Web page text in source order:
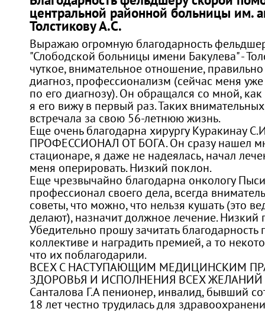
центральной районной больницы им.
Толстикову А.С.
Выражаю огромную благодарность
"Слободской больницы имени Бакулева" -
чуткое, внимательное отношение,
диагноз, профессионализм (сейчас меня
по его диагнозу). Он обращался со мной,
я его вижу в первый раз. Таких
встречала за свою 56-летнюю жизнь.
Еще очень благодарна хирургу Куракинау
ПРОФЕССИОНАЛ ОТ БОГА. Он сразу нашел
стационаре, я даже не надеялась, начал
меня оперировать. Низкий поклон.
Еще чрезвычайно благодарна онкологу
профессионал своего дела, всегда
советы, что можно, что нельзя кушать (это
делают), назначит должное лечение. Низкий
Убедительно прошу зачитать благодарность
коллективе и наградить премией, а то
что их поблагодарили.
ВСЕХ С НАСТУПАЮЩИМ МЕДИЦИНСКИМ
ЗДОРОВЬЯ И ИСПОЛНЕНИЯ ВСЕХ
Санталова Г.А пенионер, инвалид, бывший
18 лет честно трудилась для